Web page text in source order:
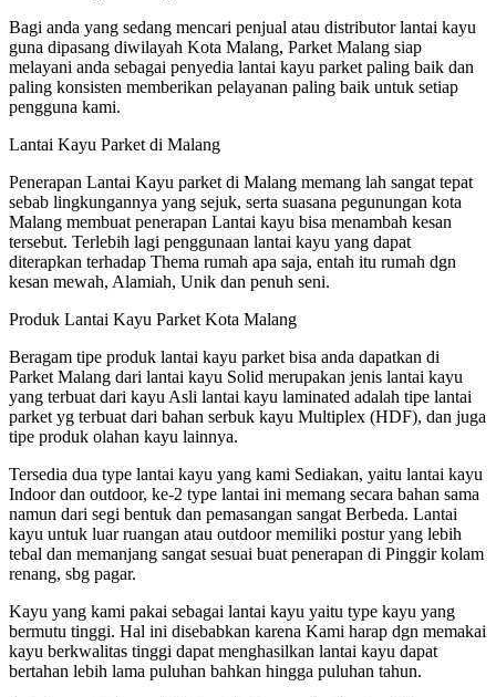
Bagi anda yang sedang mencari penjual atau distributor lantai kayu
guna dipasang diwilayah Kota Malang, Parket Malang siap
melayani anda sebagai penyedia lantai kayu parket paling baik dan
paling konsisten memberikan pelayanan paling baik untuk setiap
pengguna kami.
Lantai Kayu Parket di Malang
Penerapan Lantai Kayu parket di Malang memang lah sangat tepat
sebab lingkungannya yang sejuk, serta suasana pegunungan kota
Malang membuat penerapan Lantai kayu bisa menambah kesan
tersebut. Terlebih lagi penggunaan lantai kayu yang dapat
diterapkan terhadap Thema rumah apa saja, entah itu rumah dgn
kesan mewah, Alamiah, Unik dan penuh seni.
Produk Lantai Kayu Parket Kota Malang
Beragam tipe produk lantai kayu parket bisa anda dapatkan di
Parket Malang dari lantai kayu Solid merupakan jenis lantai kayu
yang terbuat dari kayu Asli lantai kayu laminated adalah tipe lantai
parket yg terbuat dari bahan serbuk kayu Multiplex (HDF), dan juga
tipe produk olahan kayu lainnya.
Tersedia dua type lantai kayu yang kami Sediakan, yaitu lantai kayu
Indoor dan outdoor, ke-2 type lantai ini memang secara bahan sama
namun dari segi bentuk dan pemasangan sangat Berbeda. Lantai
kayu untuk luar ruangan atau outdoor memiliki postur yang lebih
tebal dan memanjang sangat sesuai buat penerapan di Pinggir kolam
renang, sbg pagar.
Kayu yang kami pakai sebagai lantai kayu yaitu type kayu yang
bermutu tinggi. Hal ini disebabkan karena Kami harap dgn memakai
kayu berkwalitas tinggi dapat menghasilkan lantai kayu dapat
bertahan lebih lama puluhan bahkan hingga puluhan tahun.